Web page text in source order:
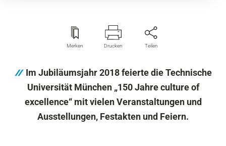
Merken Drucken Teilen
Im Jubiläumsjahr 2018 feierte die Technische
Universität München „150 Jahre culture of
excellence“ mit vielen Veranstaltungen und
Ausstellungen, Festakten und Feiern.